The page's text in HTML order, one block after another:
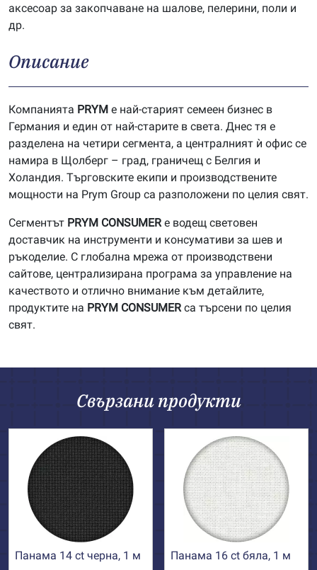
аксесоар за закопчаване на шалове, пелерини, поли и
др.
Описание
Компанията PRYM е най-старият семеен бизнес в
Германия и един от най-старите в света. Днес тя е
разделена на четири сегмента, а централният ѝ офис се
намира в Щолберг – град, граничещ с Белгия и
Холандия. Търговските екипи и производствените
мощности на Prym Group са разположени по целия свят.
Сегментът PRYM CONSUMERе водещ световен
доставчик на инструменти и консумативи за шев и
ръкоделие. С глобална мрежа от производствени
сайтове, централизирана програма за управление на
качеството и отлично внимание към детайлите,
продуктите на PRYM CONSUMERса търсени по целия
свят.
Свързани продукти
Панама 14 ct черна, 1 м Панама 16 ct бяла, 1 м